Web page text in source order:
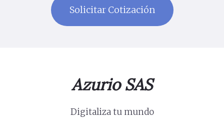
Azurio SAS
Digitaliza tu mundo